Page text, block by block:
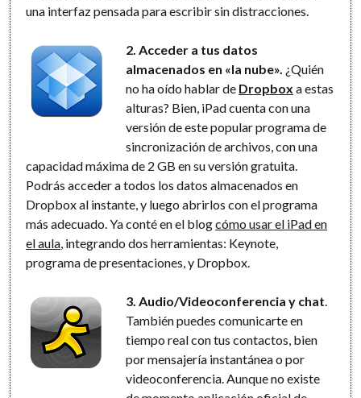
una interfaz pensada para escribir sin distracciones.
2. Acceder a tus datos
almacenados en «la nube». ¿Quién
no ha oído hablar de Dropbox a estas
alturas? Bien, iPad cuenta con una
versión de este popular programa de
sincronización de archivos, con una
capacidad máxima de 2 GB en su versión gratuita.
Podrás acceder a todos los datos almacenados en
Dropbox al instante, y luego abrirlos con el programa
más adecuado. Ya conté en el blogcómo usar el iPad en
el aula, integrando dos herramientas: Keynote,
programa de presentaciones, y Dropbox.
3. Audio/Videoconferencia y chat.
También puedes comunicarte en
tiempo real con tus contactos, bien
por mensajería instantánea o por
videoconferencia. Aunque no existe